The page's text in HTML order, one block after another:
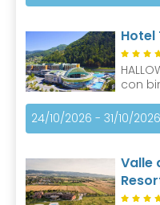
Hotel
con
24/10/2026 - 31/10/2026
Valle